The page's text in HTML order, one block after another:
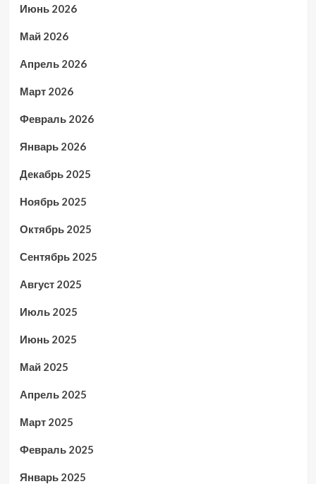
Июнь 2026
Май 2026
Апрель 2026
Март 2026
Февраль 2026
Январь 2026
Декабрь 2025
Ноябрь 2025
Октябрь 2025
Сентябрь 2025
Август 2025
Июль 2025
Июнь 2025
Май 2025
Апрель 2025
Март 2025
Февраль 2025
Январь 2025